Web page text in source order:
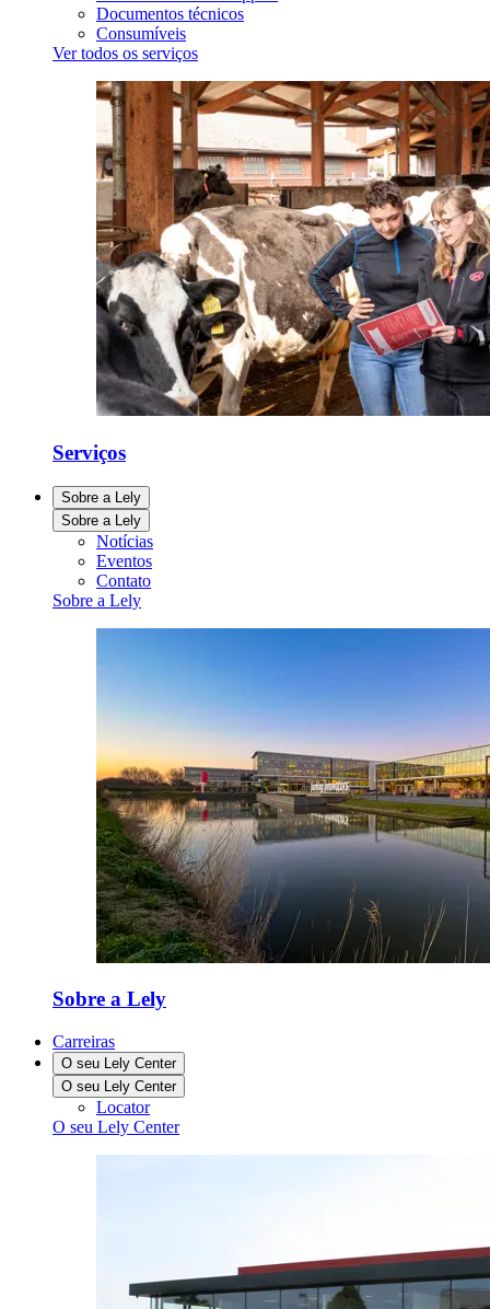
Documentos técnicos
Consumíveis
Ver todos os serviços
Serviços
Sobre a Lely
Sobre a Lely
Notícias
Eventos
Contato
Sobre a Lely
Sobre a Lely
Carreiras
O seu Lely Center
O seu Lely Center
Locator
O seu Lely Center